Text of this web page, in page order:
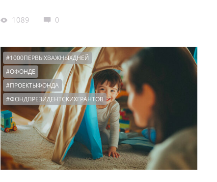
1089 0
#1000ПЕРВЫХВАЖНЫХДНЕЙ
#ОФОНДЕ
#ПРОЕКТЫФОНДА
#ФОНДПРЕЗИДЕНТСКИХГРАНТОВ